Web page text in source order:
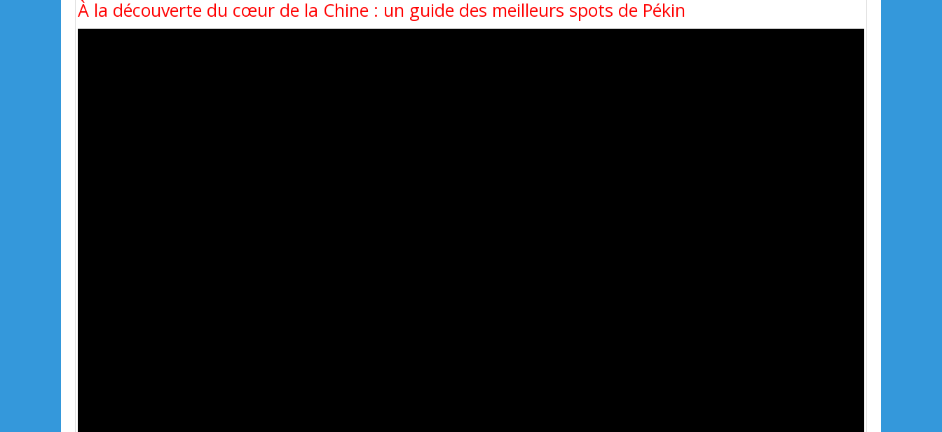
À la découverte du cœur de la Chine : un guide des meilleurs spots de Pékin